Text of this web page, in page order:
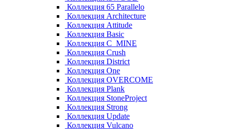
Коллекция 65 Parallelo
Коллекция Architecture
Коллекция Attitude
Коллекция Basic
Коллекция C_MINE
Коллекция Crush
Коллекция District
Коллекция One
Коллекция OVERCOME
Коллекция Plank
Коллекция StoneProject
Коллекция Strong
Коллекция Update
Коллекция Vulcano